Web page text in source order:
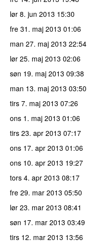
lør 8. jun 2013 15:30
fre 31. maj 2013 01:06
man 27. maj 2013 22:54
lør 25. maj 2013 02:06
søn 19. maj 2013 09:38
man 13. maj 2013 03:50
tirs 7. maj 2013 07:26
ons 1. maj 2013 01:06
tirs 23. apr 2013 07:17
ons 17. apr 2013 01:06
ons 10. apr 2013 19:27
tors 4. apr 2013 08:17
fre 29. mar 2013 05:50
lør 23. mar 2013 08:41
søn 17. mar 2013 03:49
tirs 12. mar 2013 13:56